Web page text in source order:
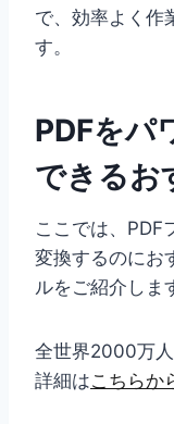
で、効率よく作
す。
PDFをパ
できるお
ここでは、PDF
変換するのにお
ルをご紹介しま
全世界2000万
詳細はこちらか